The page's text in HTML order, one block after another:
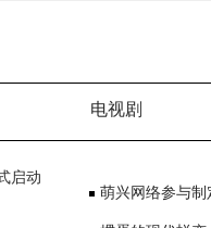
电视剧
萌兴网络参与制